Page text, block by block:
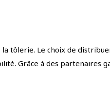
tôlerie. Le choix de
Grâce à des partenaires